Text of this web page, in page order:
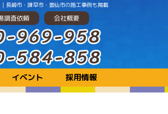
長崎市・諫早市・雲仙市の施工事例も掲載
調査依頼 会社概要
イベント 採用情報